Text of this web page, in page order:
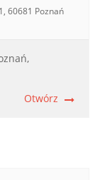
60681 Poznań
Otwórz